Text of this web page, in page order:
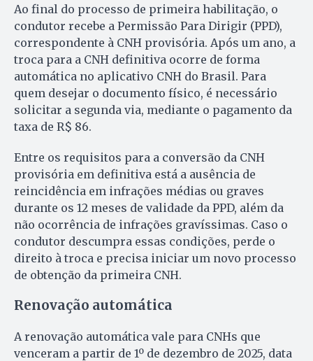
Ao final do processo de primeira habilitação, o
condutor recebe a Permissão Para Dirigir (PPD),
correspondente à CNH provisória. Após um ano, a
troca para a CNH definitiva ocorre de forma
automática no aplicativo CNH do Brasil. Para
quem desejar o documento físico, é necessário
solicitar a segunda via, mediante o pagamento da
taxa de R$ 86.
Entre os requisitos para a conversão da CNH
provisória em definitiva está a ausência de
reincidência em infrações médias ou graves
durante os 12 meses de validade da PPD, além da
não ocorrência de infrações gravíssimas. Caso o
condutor descumpra essas condições, perde o
direito à troca e precisa iniciar um novo processo
de obtenção da primeira CNH.
Renovação automática
A renovação automática vale para CNHs que
venceram a partir de 1º de dezembro de 2025, data